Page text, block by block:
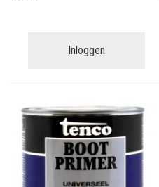
Inloggen